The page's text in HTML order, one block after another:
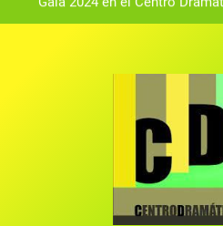
Textos seleccionados
Gala del Centro
Gala 2024 en el Centro
Textos seleccionados
Francisco Nieva de
convocado por el Centro
Gala anual virtual del Centro